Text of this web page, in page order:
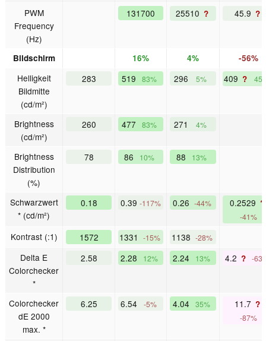
PWM
Frequency
(Hz)
131700 25510 ? 45.9 ?
Bildschirm 16% 4% -56%
Helligkeit
Bildmitte
(cd/m²)
283 519 83% 296 5% 409 ?
Brightness
(cd/m²)
260 477 83% 271 4%
Brightness
Distribution
(%)
78 86 10% 88 13%
Schwarzwert
* (cd/m²)
0.18 0.39 -117% 0.26 -44% 0.2529 ?
-41%
Kontrast (:1) 1572 1331 -15% 1138 -28%
Delta E
Colorchecker
*
2.58 2.28 12% 2.24 13% 4.2 ? -
Colorchecker
dE 2000
max. *
6.25 6.54 -5% 4.04 35% 11.7 ?
-87%